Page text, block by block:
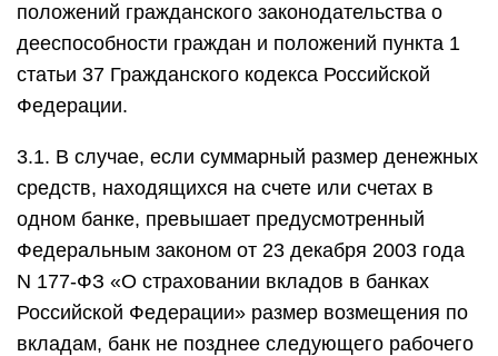
положений гражданского законодательства о
дееспособности граждан и положений пункта 1
статьи 37 Гражданского кодекса Российской
Федерации.
3.1. В случае, если суммарный размер денежных
средств, находящихся на счете или счетах в
одном банке, превышает предусмотренный
Федеральным законом от 23 декабря 2003 года
N 177-ФЗ «О страховании вкладов в банках
Российской Федерации» размер возмещения по
вкладам, банк не позднее следующего рабочего